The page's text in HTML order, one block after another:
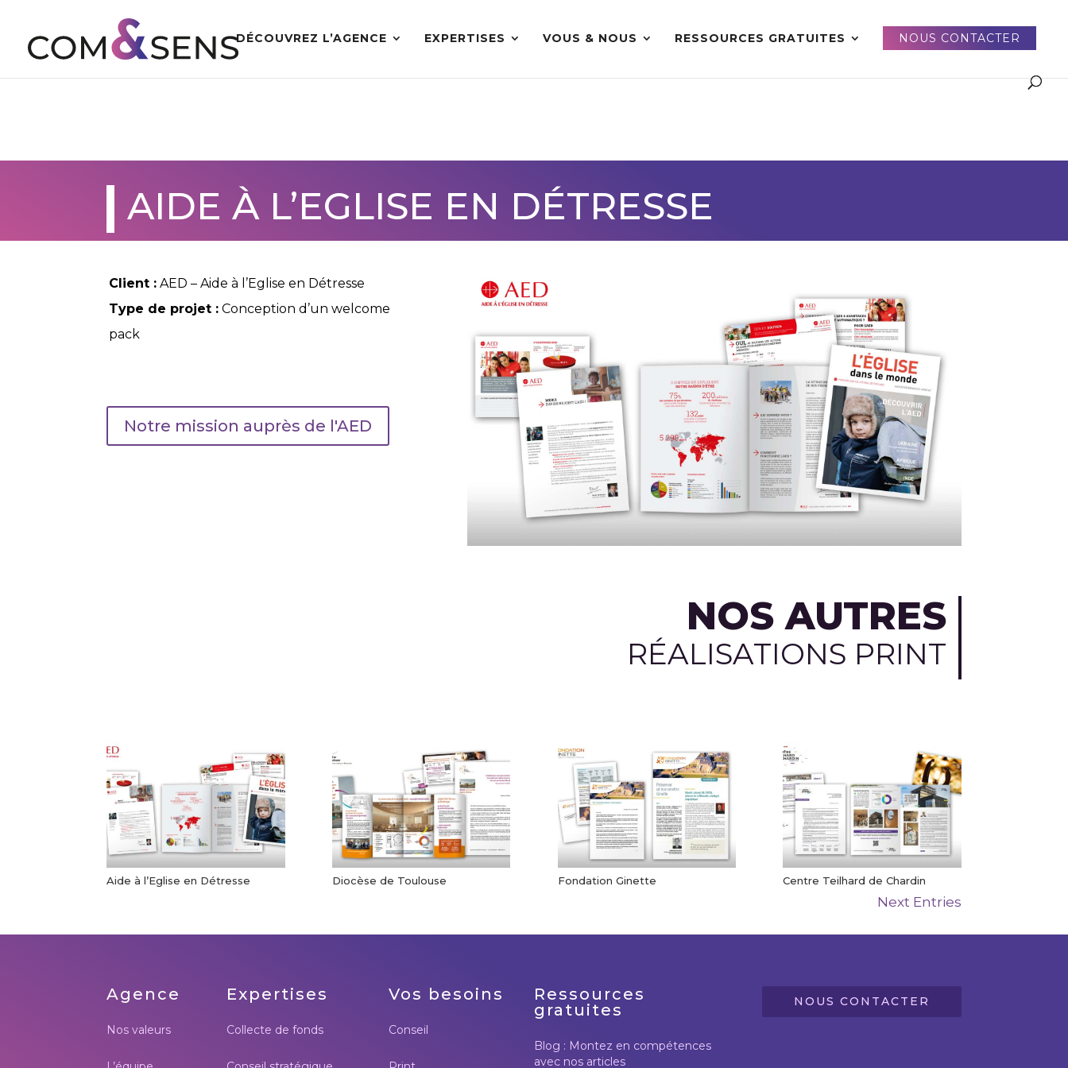
DÉCOUVREZ L’AGENCE EXPERTISES VOUS & NOUS RESSOURCES GRATUITES NOUS CONTACTER
AIDE À L’EGLISE EN DÉTRESSE
Client : AED – Aide à l’Eglise en Détresse
Type de projet : Conception d’un welcome
pack
Notre mission auprès de l'AED
NOS AUTRES
RÉALISATIONS PRINT
Aide à l’Eglise en Détresse Diocèse de Toulouse Fondation Ginette Centre Teilhard de Chardin
Next Entries
Agence
Nos valeurs
Expertises
Collecte de fonds
Vos besoins
Conseil
Ressources
gratuites
Blog : Montez en compétences
avec nos articles
NOUS CONTACTER